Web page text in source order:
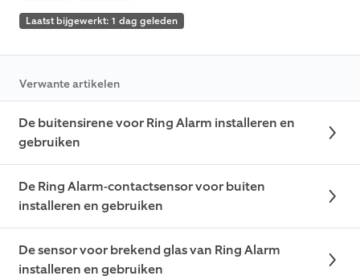
Laatst bijgewerkt: 1 dag geleden
Verwante artikelen
De buitensirene voor Ring Alarm installeren en
gebruiken
De Ring Alarm-contactsensor voor buiten
installeren en gebruiken
De sensor voor brekend glas van Ring Alarm
installeren en gebruiken